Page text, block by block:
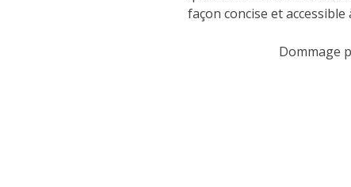
façon concise et accessible
Dommage